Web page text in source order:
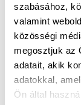
szabásához,
valamint
közösségi
megosztjuk az
adatait, akik
adatokkal,
Ön által
nincs
nincs
nincs
és nincs